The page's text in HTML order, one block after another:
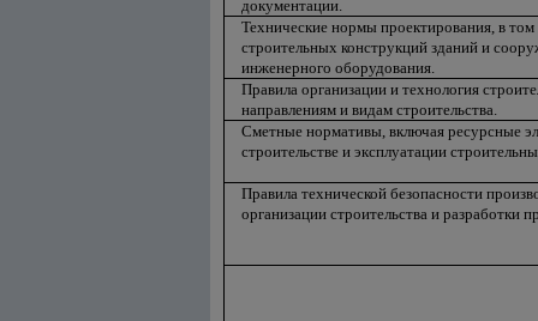
документации.
Технические нормы проектирования, в
строительных конструкций зданий и
инженерного оборудования.
Правила организации и технология
направлениям и видам строительства.
Сметные нормативы, включая ресурсные
строительстве и эксплуатации
Правила технической безопасности
организации строительства и разработки